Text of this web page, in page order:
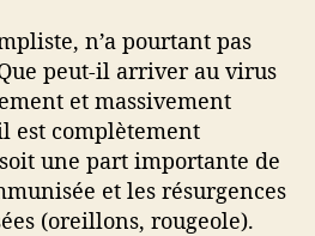
n’a pourtant pas
peut-il arriver au virus
et massivement
est complètement
une part importante de
et les résurgences
(oreillons, rougeole).